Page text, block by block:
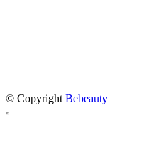
© Copyright Bebeauty